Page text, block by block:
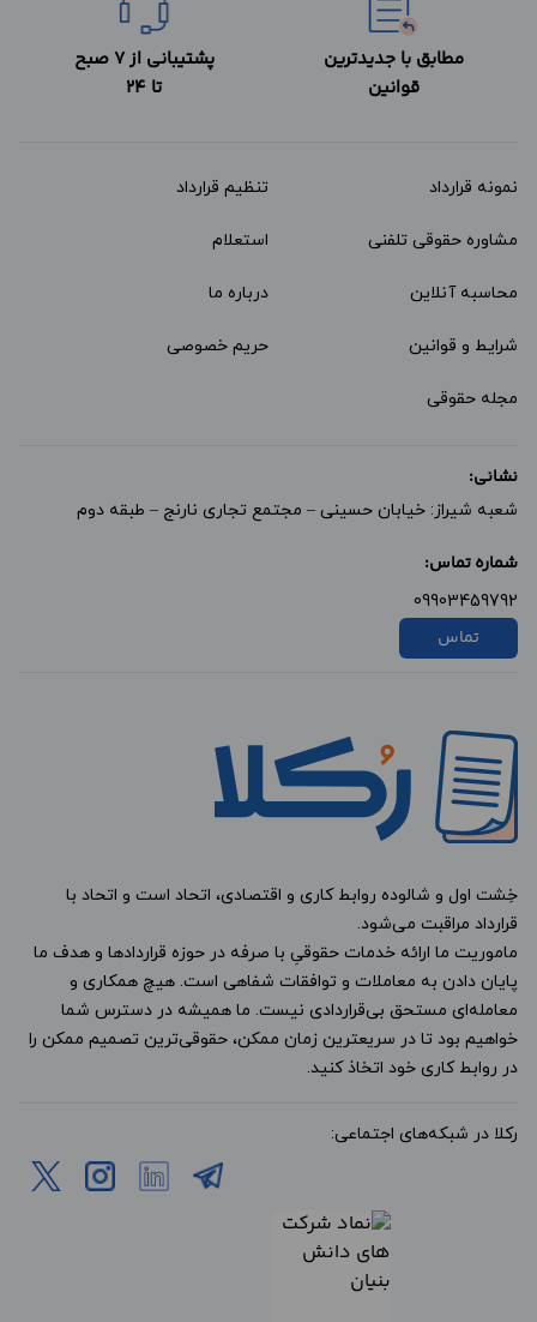
مطابق با جدیدترین
قوانین
پشتیبانی از 7 صبح
تا 24
نمونه قرارداد‌ تنظیم قرارداد
مشاوره حقوقی تلفنی استعلام
محاسبه آنلاین درباره ما
شرایط و قوانین حریم خصوصی
مجله حقوقی
نشانی:
شعبه شیراز: خیابان حسینی – مجتمع تجاری نارنج – طبقه دوم
شماره تماس:
09903459792
تماس
خِشت اول و شالوده روابط کاری و اقتصادی، اتحاد است و اتحاد با
قرارداد مراقبت می‌شود.
ماموریت ما ارائه خدمات حقوقیِ با صرفه در حوزه قراردادها و هدف ما
پایان دادن به معاملات و توافقات شفاهی است. هیچ همکاری و
معامله‌ای مستحق بی‌قراردادی نیست. ما همیشه در دسترس شما
خواهیم بود تا در سریعترین زمان ممکن، حقوقی‌ترین تصمیم ممکن را
در روابط کاری خود اتخاذ کنید.
رکلا در شبکه‌های اجتماعی: